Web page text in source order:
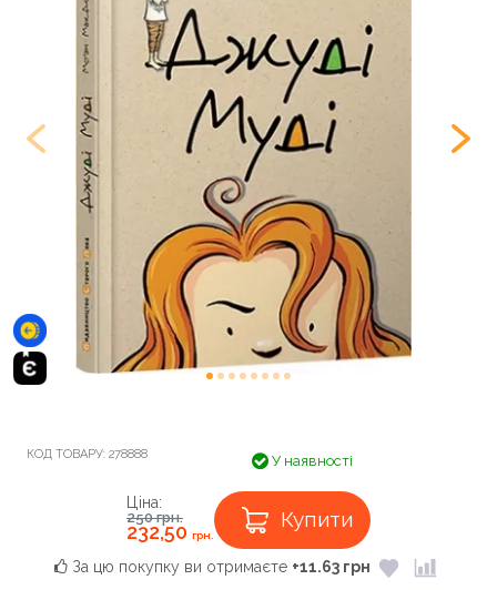
КОД ТОВАРУ: 278888 У наявності
Ціна:
250грн.
232,50 грн.
Купити
За цю покупку ви отримаєте +11.63 грн